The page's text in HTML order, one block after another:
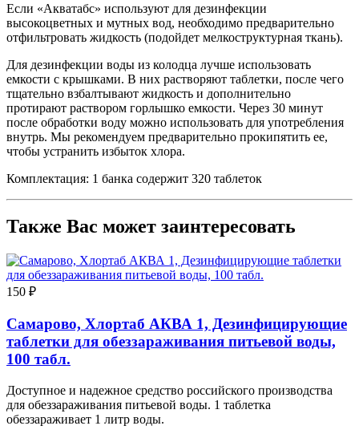
Если «Акватабс» используют для дезинфекции
высокоцветных и мутных вод, необходимо предварительно
отфильтровать жидкость (подойдет мелкоструктурная ткань).
Для дезинфекции воды из колодца лучше использовать
емкости с крышками. В них растворяют таблетки, после чего
тщательно взбалтывают жидкость и дополнительно
протирают раствором горлышко емкости. Через 30 минут
после обработки воду можно использовать для употребления
внутрь. Мы рекомендуем предварительно прокипятить ее,
чтобы устранить избыток хлора.
Комплектация: 1 банка содержит 320 таблеток
Также Вас может заинтересовать
150 ₽
Самарово, Хлортаб АКВА 1, Дезинфицирующие
таблетки для обеззараживания питьевой воды,
100 табл.
Доступное и надежное средство российского производства
для обеззараживания питьевой воды. 1 таблетка
обеззараживает 1 литр воды.